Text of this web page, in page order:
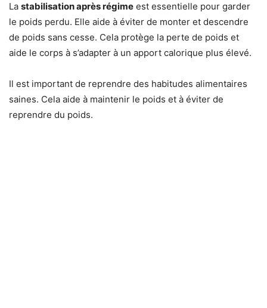
La stabilisation après régime est essentielle pour garder
le poids perdu. Elle aide à éviter de monter et descendre
de poids sans cesse. Cela protège la perte de poids et
aide le corps à s’adapter à un apport calorique plus élevé.
Il est important de reprendre des habitudes alimentaires
saines. Cela aide à maintenir le poids et à éviter de
reprendre du poids.